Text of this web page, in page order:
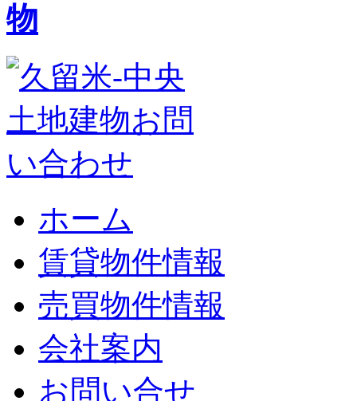
ホーム
賃貸物件情報
売買物件情報
会社案内
お問い合せ